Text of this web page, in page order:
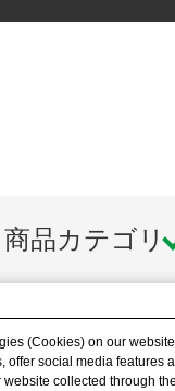
商品カテゴリ
(Cookies) on our
offer social media features
collected through